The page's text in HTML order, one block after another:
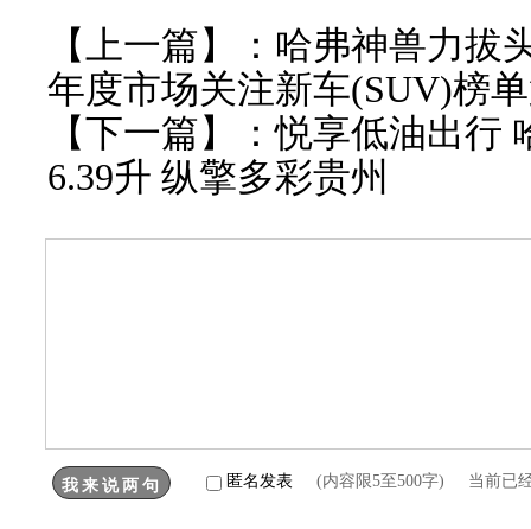
【上一篇】： 哈弗神兽力拔
年度市场关注新车(SUV)榜
【下一篇】：悦享低油出行
6.39升 纵擎多彩贵州
匿名发表 (内容限5至500字) 当前已